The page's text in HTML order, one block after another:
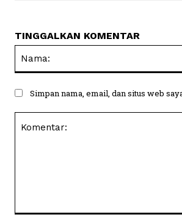
TINGGALKAN KOMENTAR
Simpan nama, email, dan situs web